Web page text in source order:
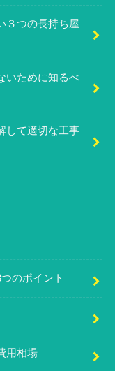
３つの長持ち屋
いために知るべ
して適切な工事
のポイント
用相場